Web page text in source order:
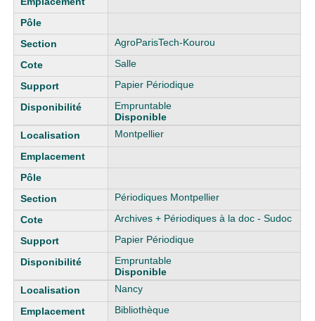
AgroParisTech-Kourou
Salle
Papier Périodique
Empruntable
Disponible
Montpellier
Périodiques Montpellier
Archives + Périodiques à la doc - Sudoc
Papier Périodique
Empruntable
Disponible
Nancy
Bibliothèque